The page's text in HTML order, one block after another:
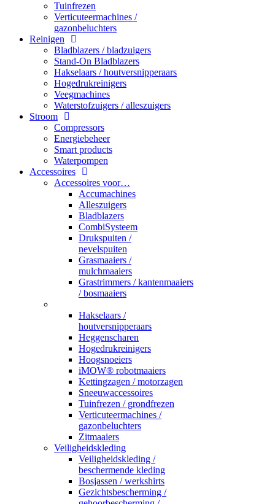
Tuinfrezen
Verticuteermachines /
gazonbeluchters
Reinigen
Bladblazers / bladzuigers
Stand-On Bladblazers
Hakselaars / houtversnipperaars
Hogedrukreinigers
Veegmachines
Waterstofzuigers / alleszuigers
Stroom
Compressors
Energiebeheer
Smart products
Waterpompen
Accessoires
Accessoires voor…
Accumachines
Alleszuigers
Bladblazers
CombiSysteem
Drukspuiten /
nevelspuiten
Grasmaaiers /
mulchmaaiers
Grastrimmers / kantenmaaiers
/ bosmaaiers
Hakselaars /
houtversnipperaars
Heggenscharen
Hogedrukreinigers
Hoogsnoeiers
iMOW® robotmaaiers
Kettingzagen / motorzagen
Sneeuwaccessoires
Tuinfrezen / grondfrezen
Verticuteermachines /
gazonbeluchters
Zitmaaiers
Veiligheidskleding
Veiligheidskleding /
beschermende kleding
Bosjassen / werkshirts
Gezichtsbescherming /